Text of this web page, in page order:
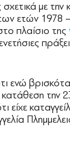
με την
των ετών
πλαίσιο της
ενώ
την